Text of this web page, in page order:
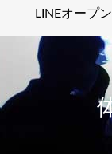
LINEオープ